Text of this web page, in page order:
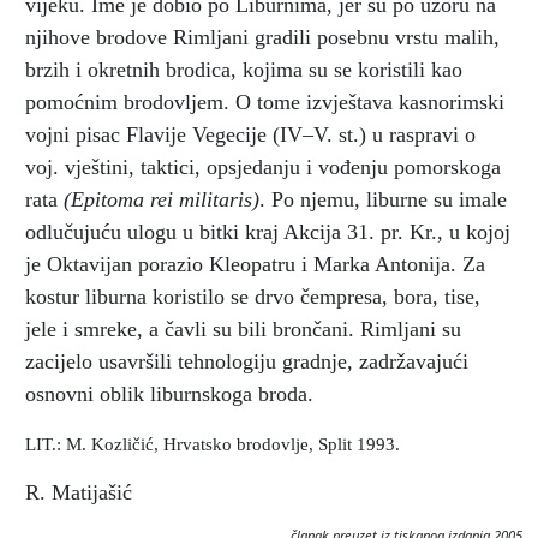
njihove brodove Rimljani gradili posebnu vrstu malih,
brzih i okretnih brodica, kojima su se koristili kao
pomoćnim brodovljem. O tome izvještava kasnorimski
vojni pisac Flavije Vegecije (IV–V. st.) u raspravi o
voj. vještini, taktici, opsjedanju i vođenju pomorskoga
rata (Epitoma rei militaris). Po njemu, liburne su imale
odlučujuću ulogu u bitki kraj Akcija 31. pr. Kr., u kojoj
je Oktavijan porazio Kleopatru i Marka Antonija. Za
kostur liburna koristilo se drvo čempresa, bora, tise,
jele i smreke, a čavli su bili brončani. Rimljani su
zacijelo usavršili tehnologiju gradnje, zadržavajući
osnovni oblik liburnskoga broda.
LIT.: M. Kozličić, Hrvatsko brodovlje, Split 1993.
R. Matijašić